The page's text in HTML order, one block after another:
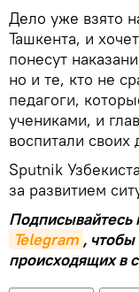
Дело уже взято
Ташкента, и
понесут
но и те, кто не
педагоги,
учениками, и
воспитали своих
Sputnik
за развитием
Подписывайтесь
Telegram ,
происходящих в